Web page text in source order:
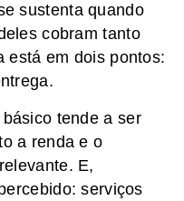
sustenta quando
cobram tanto
está em dois pontos:
tende a ser
a renda e o
E,
serviços